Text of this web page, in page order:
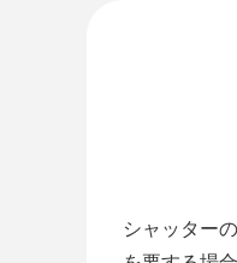
シャッター